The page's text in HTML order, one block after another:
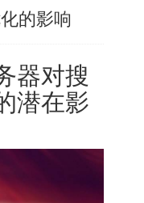
的影响
器对搜
潜在影